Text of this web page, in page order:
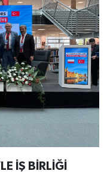
İŞ BİRLİĞİ